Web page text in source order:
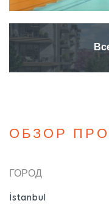
ОБЗОР
ГОРОД
İstanbul